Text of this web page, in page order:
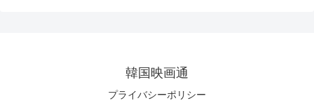
韓国映画通
プライバシーポリシー